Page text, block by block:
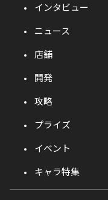
インタビュー
ニュース
店舗
開発
攻略
プライズ
イベント
キャラ特集